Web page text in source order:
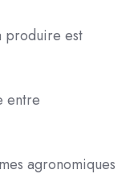
produire est
entre
agronomiques